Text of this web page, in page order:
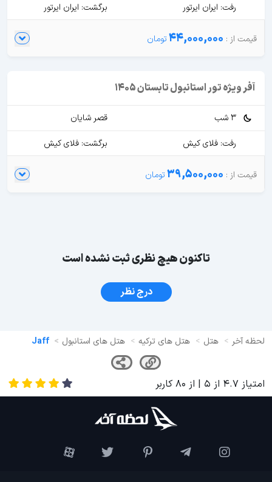
رفت: ایران ایرتور
برگشت: ایران ایرتور
44,000,000
آفر ویژه تور استانبول تابستان 1405
3 شب
قصر شایان
رفت: فلای کیش
برگشت: فلای کیش
39,500,000
تاکنون هیچ نظری ثبت نشده است
درج نظر
لحظه آخر هتل هتل های ترکیه هتل های استانبول Jaff
امتیاز 4.7 از 5 | از 80 کاربر